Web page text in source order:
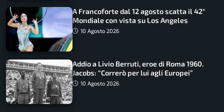
A Francoforte dal 12 agosto scatta il 42°
Mondiale con vista su Los Angeles
10 Agosto 2026
Addio a Livio Berruti, eroe di Roma 1960.
Jacobs: “Correrò per lui agli Europei”
10 Agosto 2026